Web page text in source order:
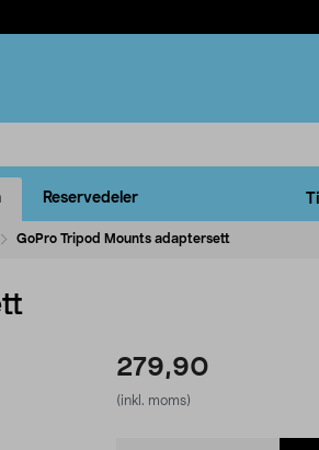
Reservedeler
GoPro Tripod Mounts adaptersett
279,90
(inkl. moms)